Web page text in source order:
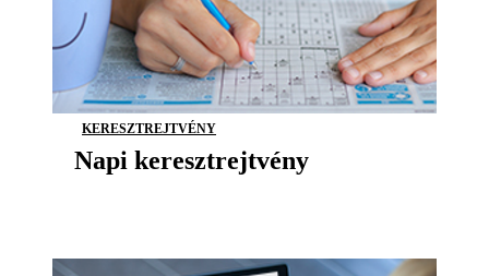
KERESZTREJTVÉNY
Napi keresztrejtvény